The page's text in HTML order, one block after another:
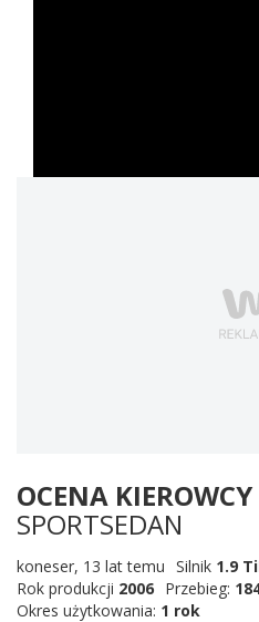
OCENA KIEROWCY
SPORTSEDAN
koneser, 13 lat temu Silnik 1.9
Rok produkcji 2006 Przebieg:
Okres użytkowania: 1 rok